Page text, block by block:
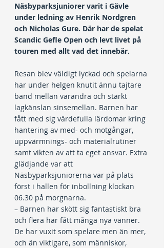
Näsbyparksjuniorer varit i Gävle
under ledning av Henrik Nordgren
och Nicholas Gure. Där har de spelat
Scandic Gefle Open och levt livet på
touren med allt vad det innebär.
Resan blev väldigt lyckad och spelarna
har under helgen knutit ännu tajtare
band mellan varandra och stärkt
lagkänslan sinsemellan. Barnen har
fått med sig värdefulla lärdomar kring
hantering av med- och motgångar,
uppvärmnings- och materialrutiner
samt vikten av att ta eget ansvar. Extra
glädjande var att
Näsbyparksjuniorerna var på plats
först i hallen för inbollning klockan
06.30 på morgnarna.
– Barnen har skött sig fantastiskt bra
och flera har fått många nya vänner.
De har vuxit som spelare men än mer,
och än viktigare, som människor,